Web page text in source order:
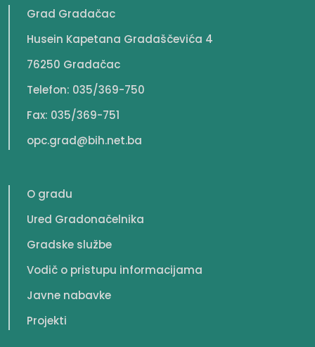
Grad Gradačac
Husein Kapetana Gradaščevića 4
76250 Gradačac
Telefon: 035/369-750
Fax: 035/369-751
opc.grad@bih.net.ba
O gradu
Ured Gradonačelnika
Gradske službe
Vodič o pristupu informacijama
Javne nabavke
Projekti